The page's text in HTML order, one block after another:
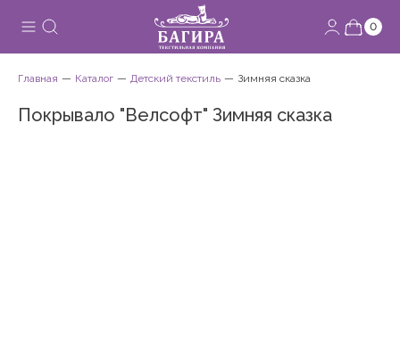
0
Главная Каталог Детский текстиль Зимняя сказка
Покрывало "Велсофт" Зимняя сказка